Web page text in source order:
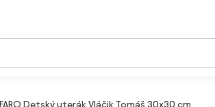
FARO Detský uterák Vláčik Tomáš 30x30 cm